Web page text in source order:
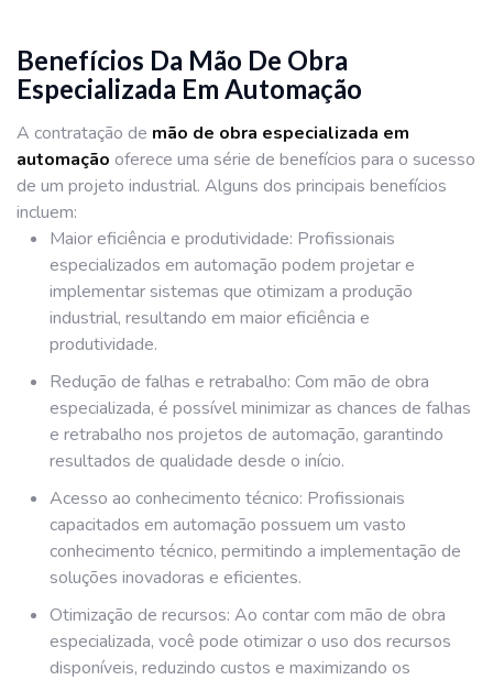
Benefícios Da Mão De Obra
Especializada Em Automação
A contratação de mão de obra especializada em
automação oferece uma série de benefícios para o sucesso
de um projeto industrial. Alguns dos principais benefícios
incluem:
Maior eficiência e produtividade: Profissionais
especializados em automação podem projetar e
implementar sistemas que otimizam a produção
industrial, resultando em maior eficiência e
produtividade.
Redução de falhas e retrabalho: Com mão de obra
especializada, é possível minimizar as chances de falhas
e retrabalho nos projetos de automação, garantindo
resultados de qualidade desde o início.
Acesso ao conhecimento técnico: Profissionais
capacitados em automação possuem um vasto
conhecimento técnico, permitindo a implementação de
soluções inovadoras e eficientes.
Otimização de recursos: Ao contar com mão de obra
especializada, você pode otimizar o uso dos recursos
disponíveis, reduzindo custos e maximizando os